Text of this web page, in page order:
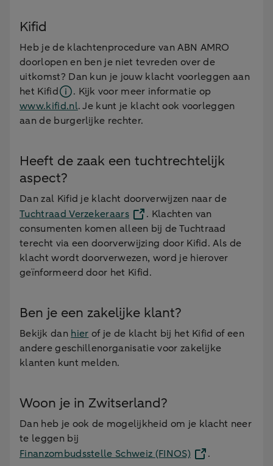
Kifid
Heb je de klachtenprocedure van ABN AMRO
doorlopen en ben je niet tevreden over de
uitkomst? Dan kun je jouw klacht voorleggen aan
het Kifid
. Kijk voor meer informatie op
www.kifid.nl. Je kunt je klacht ook voorleggen
aan de burgerlijke rechter.
Heeft de zaak een tuchtrechtelijk
aspect?
Dan zal Kifid je klacht doorverwijzen naar de
Tuchtraad Verzekeraars
. Klachten van
consumenten komen alleen bij de Tuchtraad
terecht via een doorverwijzing door Kifid. Als de
klacht wordt doorverwezen, word je hierover
geïnformeerd door het Kifid.
Ben je een zakelijke klant?
Bekijk dan hier of je de klacht bij het Kifid of een
andere geschillenorganisatie voor zakelijke
klanten kunt melden.
Woon je in Zwitserland?
Dan heb je ook de mogelijkheid om je klacht neer
te leggen bij
Finanzombudsstelle Schweiz (FINOS)
.